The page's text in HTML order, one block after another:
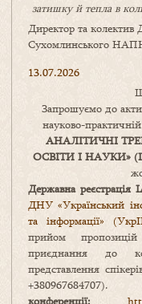
затишкуйтепла в колі
Директор та
Сухомлинського
13.07.2026
Запрошуємо до
науково-
АНАЛІТИЧНІ
ОСВІТИ І НАУКИ»
Державна реєстрація
ДНУ «Український
та інформації»
прийом
приєднання до
представлення
конференції: